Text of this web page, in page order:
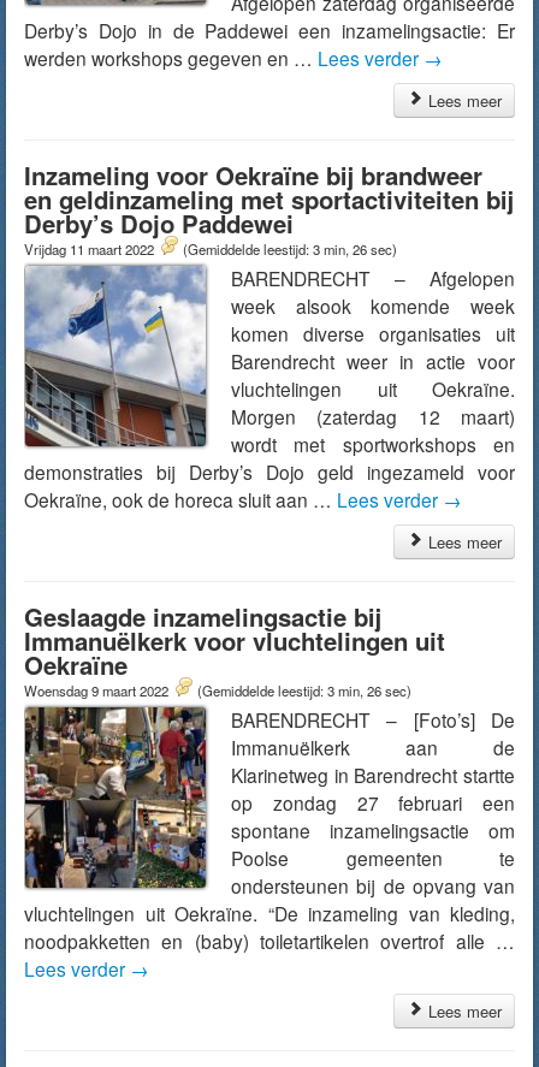
Derby’s Dojo in de Paddewei een inzamelingsactie: Er
werden workshops gegeven en … Lees verder →
Lees meer
Inzameling voor Oekraïne bij brandweer
en geldinzameling met sportactiviteiten bij
Derby’s Dojo Paddewei
Vrijdag 11 maart 2022 (Gemiddelde leestijd: 3 min, 26 sec)
BARENDRECHT – Afgelopen
week alsook komende week
komen diverse organisaties uit
Barendrecht weer in actie voor
vluchtelingen uit Oekraïne.
Morgen (zaterdag 12 maart)
wordt met sportworkshops en
demonstraties bij Derby’s Dojo geld ingezameld voor
Oekraïne, ook de horeca sluit aan … Lees verder →
Lees meer
Geslaagde inzamelingsactie bij
Immanuëlkerk voor vluchtelingen uit
Oekraïne
Woensdag 9 maart 2022 (Gemiddelde leestijd: 3 min, 26 sec)
BARENDRECHT – [Foto’s] De
Immanuëlkerk aan de
Klarinetweg in Barendrecht startte
op zondag 27 februari een
spontane inzamelingsactie om
Poolse gemeenten te
ondersteunen bij de opvang van
vluchtelingen uit Oekraïne. “De inzameling van kleding,
noodpakketten en (baby) toiletartikelen overtrof alle …
Lees verder →
Lees meer